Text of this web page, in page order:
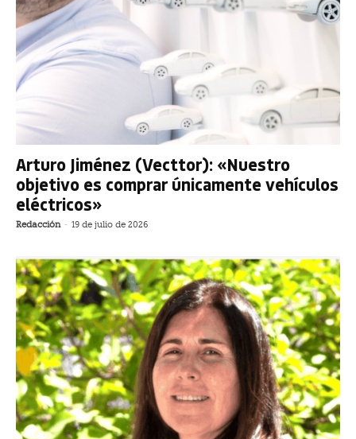
Arturo Jiménez (Vecttor): «Nuestro
objetivo es comprar únicamente vehículos
eléctricos»
Redacción - 19 de julio de 2026